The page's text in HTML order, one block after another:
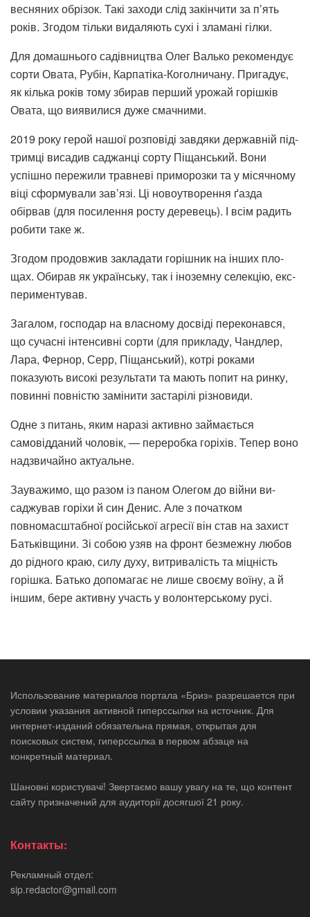
весня­них обрізок. Такі заходи слід закінчити за п’ять
років. Зго­дом тільки видаляють сухі і зламані гілки.
Для домашнього садів­ництва Олег Валько реко­мендує
сорти Овата, Рубін, Карпатіка-Коголничану. Пригадує,
як кілька років тому збирав перший урожай горішків
Овата, що виявили­ся дуже смачними.
2019 року герой нашої роз­повіді завдяки державній під­
тримці висадив саджанці сор­ту Піщанський. Вони
успішно пережили травневі примо­розки та у місячному
віці сформували зав’язі. Ці ново­утворення ґазда
обірвав (для посилення росту деревець). І всім радить
робити таке ж.
Згодом продовжив закла­дати горішник на інших пло­
щах. Обирав як українську, так і іноземну селекцію, екс­
периментував.
Загалом, господар на власному досвіді переко­нався,
що сучасні інтенсивні сорти (для прикладу, Чанд­лер,
Лара, Фернор, Серр, Піщанський), котрі роками
показують високі результати та мають попит на ринку,
по­винні повністю замінити за­старілі різновиди.
Одне з питань, яким на­разі активно займається
самовідданий чоловік, — пе­реробка горіхів. Тепер воно
надзвичайно актуальне.
Зауважимо, що разом із паном Олегом до війни ви­
саджував горіхи й син Денис. Але з початком
повномасш­табної російської агресії він став на захист
Батьківщи­ни. Зі собою узяв на фронт безмежну любов
до рідного краю, силу духу, витривалість та міцність
горішка. Батько допомагає не лише своєму воїну, а й
іншим, бере актив­ну участь у волонтерському русі.
Использование материалов портала «Бриз» разрешается при
условии указания активной гиперссылки на источник. Для
интернет-изданий обязательна прямая, открытая для
поисковых систем, гиперссылка в первом абзаце на
конкретный материал.
Шановні користувачі! Звертаємо вашу увагу на те, що контент
сайту призначений для аудиторії досягшої 21 року.
Контакты:
Рекламный отдел:
sip.redactor@gmail.com